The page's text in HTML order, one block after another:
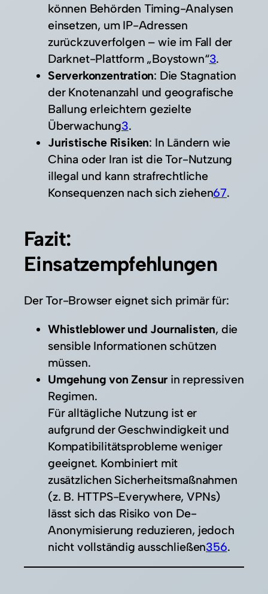
können Behörden Timing-Analysen
einsetzen, um IP-Adressen
zurückzuverfolgen – wie im Fall der
Darknet-Plattform „Boystown“3.
Serverkonzentration: Die Stagnation
der Knotenanzahl und geografische
Ballung erleichtern gezielte
Überwachung3.
Juristische Risiken: In Ländern wie
China oder Iran ist die Tor-Nutzung
illegal und kann strafrechtliche
Konsequenzen nach sich ziehen67.
Fazit:
Einsatzempfehlungen
Der Tor-Browser eignet sich primär für:
Whistleblower und Journalisten, die
sensible Informationen schützen
müssen.
Umgehung von Zensur in repressiven
Regimen.
Für alltägliche Nutzung ist er
aufgrund der Geschwindigkeit und
Kompatibilitätsprobleme weniger
geeignet. Kombiniert mit
zusätzlichen Sicherheitsmaßnahmen
(z. B. HTTPS-Everywhere, VPNs)
lässt sich das Risiko von De-
Anonymisierung reduzieren, jedoch
nicht vollständig ausschließen356.